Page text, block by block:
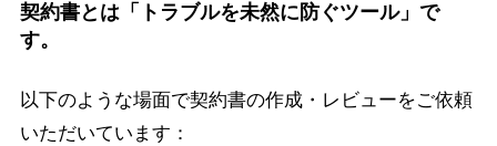
契約書とは「トラブルを未然に防ぐツール」で
す。
以下のような場面で契約書の作成・レビューをご依頼
いただいています：